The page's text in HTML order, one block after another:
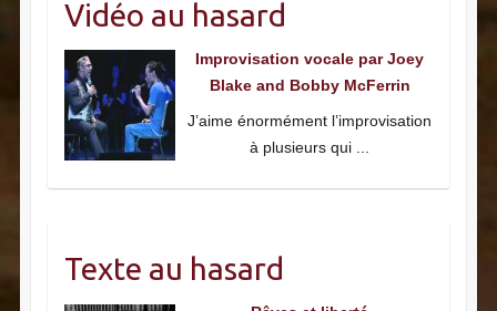
Vidéo au hasard
Improvisation vocale par Joey
Blake and Bobby McFerrin
J’aime énormément l’improvisation
à plusieurs qui
Texte au hasard